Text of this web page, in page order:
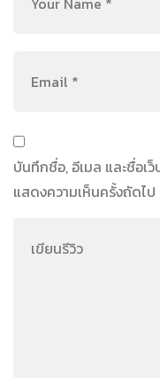
บันทึกชื่อ, อีเมล และชื่อเ
แสดงความเห็นครั้งถัดไป